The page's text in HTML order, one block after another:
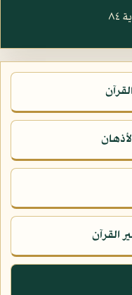
القرآن